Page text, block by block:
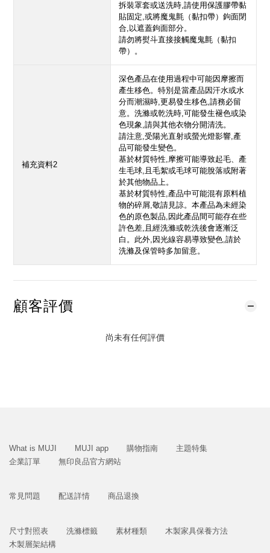
拆裝罩套或送洗時,請使用保護膠帶黏
貼固定,或將魔鬼氈（黏扣帶）鉤面閉
合,以遮蓋鉤面部分。
請勿將熨斗直接接觸魔鬼氈（黏扣
帶）。
補充資料2
深色產品在使用過程中可能因摩擦而
產生移色。特別是當產品因汗水或水
分而潮濕時,更易發生移色,請務必留
意。洗滌或乾洗時,可能發生褪色或染
色現象,請與其他衣物分開清洗。
請注意,受陽光直射或螢光燈影響,產
品可能發生變色。
基於材質特性,摩擦可能導致起毛、產
生毛球,且毛絮或毛球可能脫落或附著
於其他物品上。
基於材質特性,產品中可能混有原料植
物的碎屑,敬請見諒。本產品為未經染
色的原色製品,因此產品間可能存在些
許色差,且經洗滌或乾洗後會逐漸泛
白。此外,因光線容易導致變色,請於
洗滌及保管時多加留意。
顧客評價
尚未有任何評價
What is MUJI MUJI app 購物指南
主題特集
企業訂單
無印良品官方網站
常見問題 配送詳情 商品退換
尺寸對照表 洗滌標籤 素材種類
木製家具保養方法
木製層架結構